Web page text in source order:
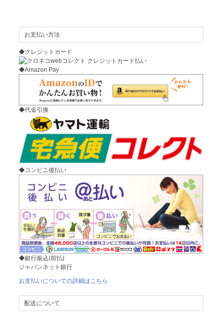
お支払い方法
◆クレジットカード
◆Amazon Pay
◆代金引換
◆コンビニ後払い
◆銀行振込(前払)
ジャパンネット銀行
お支払いについての詳細はこちら
配送について